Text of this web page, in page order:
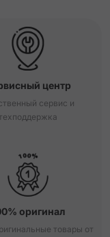
центр
сервис и
техподдержка
оригинал
товары от